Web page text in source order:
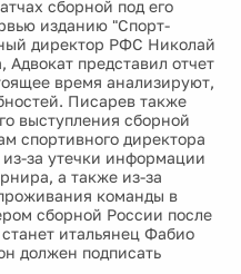
сборной под его
изданию "Спорт-
директор РФС Николай
представил отчет
время анализируют,
Писарев также
выступления сборной
спортивного директора
за утечки информации
а также из-за
команды в
сборной России после
итальянец Фабио
должен подписать